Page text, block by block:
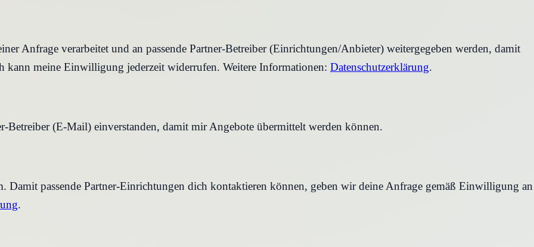
Anfrage verarbeitet und an passende Partner-Betreiber (Einrichtungen/Anbieter) weitergegeben werden, damit
kann meine Einwilligung jederzeit widerrufen. Weitere Informationen: Datenschutzerklärung.
Betreiber (E-Mail) einverstanden, damit mir Angebote übermittelt werden können.
passende Partner-Einrichtungen dich kontaktieren können, geben wir deine Anfrage gemäß Einwilligung an
.